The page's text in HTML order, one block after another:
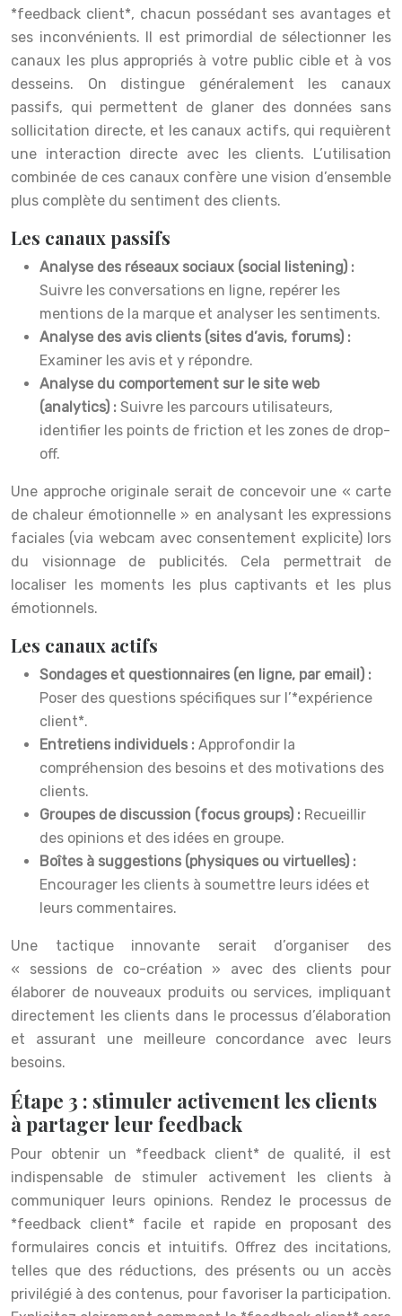
*feedback client*, chacun possédant ses avantages et
ses inconvénients. Il est primordial de sélectionner les
canaux les plus appropriés à votre public cible et à vos
desseins. On distingue généralement les canaux
passifs, qui permettent de glaner des données sans
sollicitation directe, et les canaux actifs, qui requièrent
une interaction directe avec les clients. L’utilisation
combinée de ces canaux confère une vision d’ensemble
plus complète du sentiment des clients.
Les canaux passifs
Analyse des réseaux sociaux (social listening) :
Suivre les conversations en ligne, repérer les
mentions de la marque et analyser les sentiments.
Analyse des avis clients (sites d’avis, forums) :
Examiner les avis et y répondre.
Analyse du comportement sur le site web
(analytics) : Suivre les parcours utilisateurs,
identifier les points de friction et les zones de drop-
off.
Une approche originale serait de concevoir une « carte
de chaleur émotionnelle » en analysant les expressions
faciales (via webcam avec consentement explicite) lors
du visionnage de publicités. Cela permettrait de
localiser les moments les plus captivants et les plus
émotionnels.
Les canaux actifs
Sondages et questionnaires (en ligne, par email) :
Poser des questions spécifiques sur l’*expérience
client*.
Entretiens individuels : Approfondir la
compréhension des besoins et des motivations des
clients.
Groupes de discussion (focus groups) : Recueillir
des opinions et des idées en groupe.
Boîtes à suggestions (physiques ou virtuelles) :
Encourager les clients à soumettre leurs idées et
leurs commentaires.
Une tactique innovante serait d’organiser des
« sessions de co-création » avec des clients pour
élaborer de nouveaux produits ou services, impliquant
directement les clients dans le processus d’élaboration
et assurant une meilleure concordance avec leurs
besoins.
Étape 3 : stimuler activement les clients
à partager leur feedback
Pour obtenir un *feedback client* de qualité, il est
indispensable de stimuler activement les clients à
communiquer leurs opinions. Rendez le processus de
*feedback client* facile et rapide en proposant des
formulaires concis et intuitifs. Offrez des incitations,
telles que des réductions, des présents ou un accès
privilégié à des contenus, pour favoriser la participation.